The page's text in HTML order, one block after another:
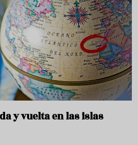
y vuelta en las islas